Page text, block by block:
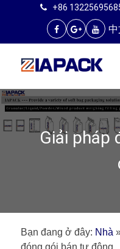
+86
中
Giải pháp
Bạn đang ở đây: Nhà
đóng gói bán tự động